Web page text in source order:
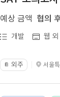
예상 금액 협의
개발 웹 외
📔 외주 서울